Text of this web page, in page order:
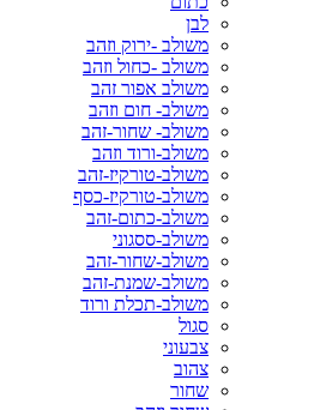
לבן
משולב -ירוק וזהב
משולב -כחול וזהב
משולב אפור זהב
משולב- חום וזהב
משולב- שחור-זהב
משולב-ורוד וזהב
משולב-טורקיז-זהב
משולב-טורקיז-כסף
משולב-כתום-זהב
משולב-ססגוני
משולב-שחור-זהב
משולב-שמנת-זהב
משולב-תכלת ורוד
סגול
צבעוני
צהוב
שחור